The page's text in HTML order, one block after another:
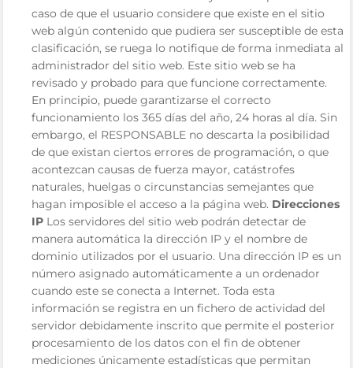
caso de que el usuario considere que existe en el sitio
web algún contenido que pudiera ser susceptible de esta
clasificación, se ruega lo notifique de forma inmediata al
administrador del sitio web. Este sitio web se ha
revisado y probado para que funcione correctamente.
En principio, puede garantizarse el correcto
funcionamiento los 365 días del año, 24 horas al día. Sin
embargo, el RESPONSABLE no descarta la posibilidad
de que existan ciertos errores de programación, o que
acontezcan causas de fuerza mayor, catástrofes
naturales, huelgas o circunstancias semejantes que
hagan imposible el acceso a la página web. Direcciones
IP Los servidores del sitio web podrán detectar de
manera automática la dirección IP y el nombre de
dominio utilizados por el usuario. Una dirección IP es un
número asignado automáticamente a un ordenador
cuando este se conecta a Internet. Toda esta
información se registra en un fichero de actividad del
servidor debidamente inscrito que permite el posterior
procesamiento de los datos con el fin de obtener
mediciones únicamente estadísticas que permitan